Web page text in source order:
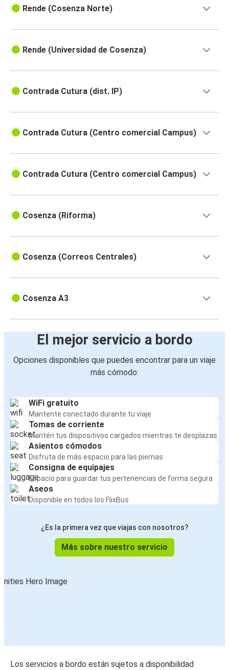
Rende (Cosenza Norte)
Rende (Universidad de Cosenza)
Contrada Cutura (dist. IP)
Contrada Cutura (Centro comercial Campus)
Contrada Cutura (Centro comercial Campus)
Cosenza (Riforma)
Cosenza (Correos Centrales)
Cosenza A3
El mejor servicio a bordo
Opciones disponibles que puedes encontrar para un viaje
más cómodo:
WiFi gratuito
Mantente conectado durante tu viaje
Tomas de corriente
Mantén tus dispositivos cargados mientras te desplazas
Asientos cómodos
Disfruta de más espacio para las piernas
Consigna de equipajes
Espacio para guardar tus pertenencias de forma segura
Aseos
Disponible en todos los FlixBus
¿Es la primera vez que viajas con nosotros?
Más sobre nuestro servicio
Los servicios a bordo están sujetos a disponibilidad